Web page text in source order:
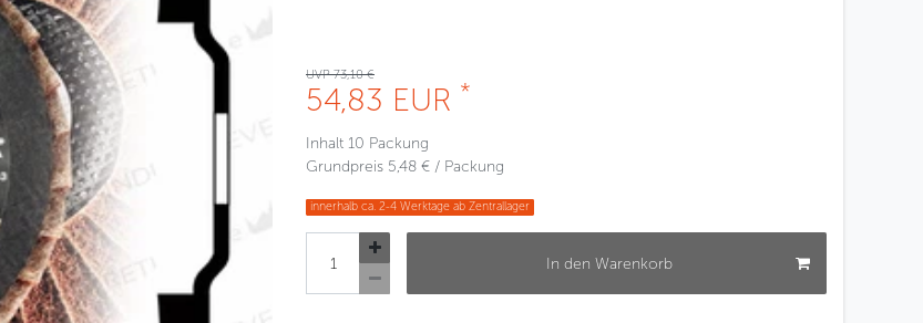
UVP 73,10 €
54,83 EUR *
Inhalt 10 Packung
Grundpreis 5,48 € / Packung
innerhalb ca. 2-4 Werktage ab Zentrallager
In den Warenkorb